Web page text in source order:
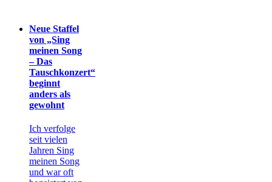
Neue Staffel
von „Sing
meinen Song
– Das
Tauschkonzert“
beginnt
anders als
gewohnt
Ich verfolge
seit vielen
Jahren Sing
meinen Song
und war oft